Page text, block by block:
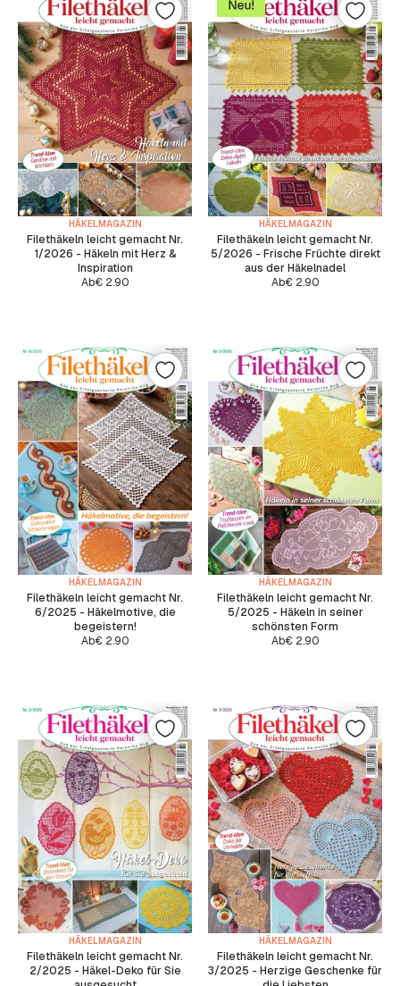
HÄKELMAGAZIN
Filethäkeln leicht gemacht Nr.
1/2026 - Häkeln mit Herz &
Inspiration
Ab€2.90
HÄKELMAGAZIN
Filethäkeln leicht gemacht Nr.
5/2026 - Frische Früchte direkt
aus der Häkelnadel
Ab€2.90
HÄKELMAGAZIN
Filethäkeln leicht gemacht Nr.
6/2025 - Häkelmotive, die
begeistern!
Ab€2.90
HÄKELMAGAZIN
Filethäkeln leicht gemacht Nr.
5/2025 - Häkeln in seiner
schönsten Form
Ab€2.90
HÄKELMAGAZIN
Filethäkeln leicht gemacht Nr.
2/2025 - Häkel-Deko für Sie
HÄKELMAGAZIN
Filethäkeln leicht gemacht Nr.
3/2025 - Herzige Geschenke für